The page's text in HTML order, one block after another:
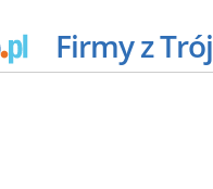
Firmy z